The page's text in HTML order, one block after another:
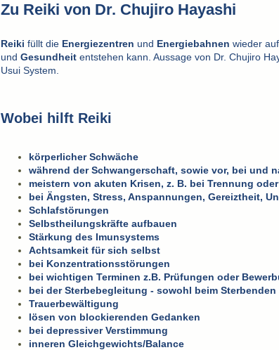
Zu Reiki von Dr. Chujiro Hayashi
Reiki füllt die Energiezentren und Energiebahnen wieder
und Gesundheitentstehen kann. Aussage von Dr. Chujiro
Usui System.
Wobei hilft Reiki
körperlicher Schwäche
während der Schwangerschaft, sowie vor, bei und
meistern von akuten Krisen, z. B. bei Trennung
bei Ängsten, Stress, Anspannungen, Gereiztheit,
Schlafstörungen
Selbstheilungskräfte aufbauen
Stärkung des Imunsystems
Achtsamkeit für sich selbst
bei Konzentrationsstörungen
bei wichtigen Terminen z.B. Prüfungen oder
bei der Sterbebegleitung - sowohl beim
Trauerbewältigung
lösen von blockierenden Gedanken
bei depressiver Verstimmung
inneren Gleichgewichts/Balance